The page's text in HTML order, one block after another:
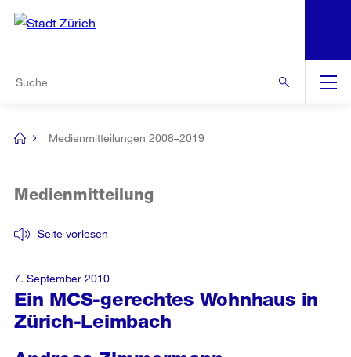
Navigation
[no
Medienmitteilungen 2008–2019
Ein MCS-gerechtes Wohnhaus in
Zürich-Leimbach
Seite vorlesen
Medienmitteilung
7. September 2010